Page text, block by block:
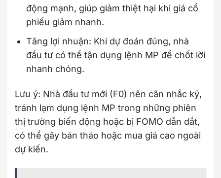
động mạnh, giúp giảm thiệt hại khi giá cổ
phiếu giảm nhanh.
Tăng lợi nhuận: Khi dự đoán đúng, nhà
đầu tư có thể tận dụng lệnh MP để chốt lời
nhanh chóng.
Lưu ý: Nhà đầu tư mới (F0) nên cân nhắc kỹ,
tránh lạm dụng lệnh MP trong những phiên
thị trường biến động hoặc bị FOMO dẫn dắt,
có thể gây bán tháo hoặc mua giá cao ngoài
dự kiến.